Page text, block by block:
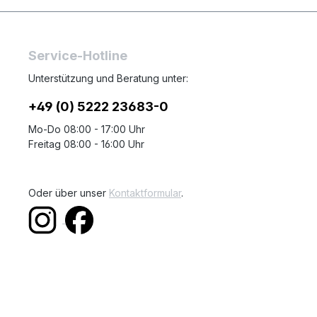
Service-Hotline
Unterstützung und Beratung unter:
+49 (0) 5222 23683-0
Mo-Do 08:00 - 17:00 Uhr
Freitag 08:00 - 16:00 Uhr
Oder über unser Kontaktformular.